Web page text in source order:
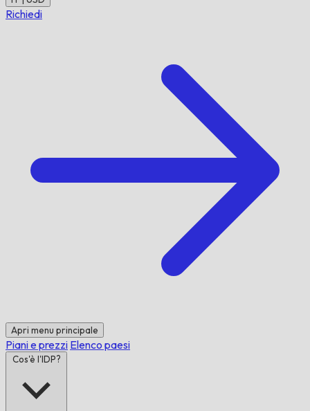
Richiedi
Apri menu principale
Piani e prezzi Elenco paesi
Cos'è l'IDP?